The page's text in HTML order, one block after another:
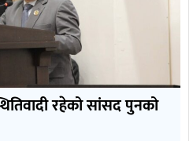
रहेको सांसद पुनको